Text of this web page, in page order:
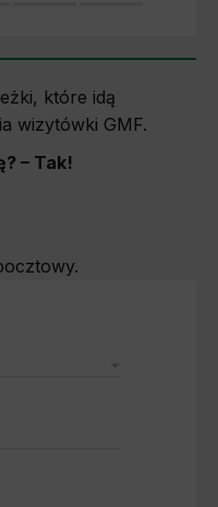
które idą
wizytówki GMF.
– Tak!